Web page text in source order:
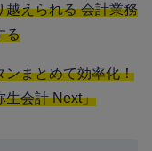
越えられる 会計業務
る
ンまとめて効率化！
生会計 Next」